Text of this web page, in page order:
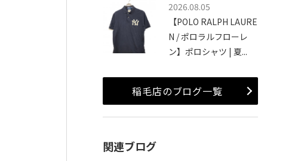
2026.08.05
【POLO RALPH LAURE
N / ポロラルフローレ
ン】ポロシャツ | 夏...
稲毛店のブログ一覧
関連ブログ